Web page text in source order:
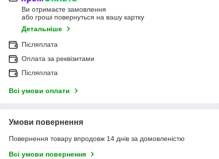
Ви отримаєте замовлення
або гроші повернуться на вашу картку
Детальніше
Післяплата
Оплата за реквізитами
Післяплата
Всі умови оплати
Умови повернення
Повернення товару впродовж 14 днів за домовленістю
Всі умови повернення